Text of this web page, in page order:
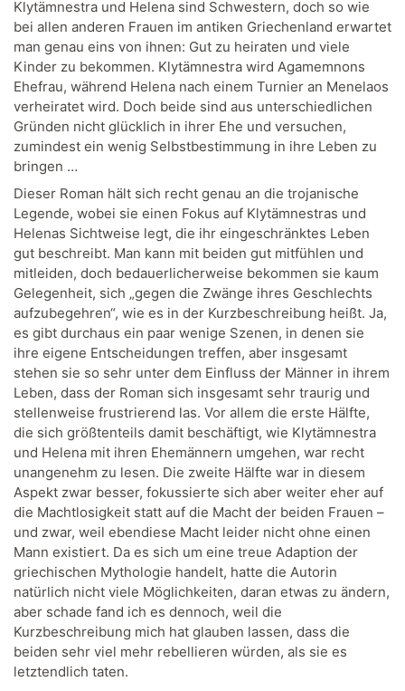
Klytämnestra und Helena sind Schwestern, doch so wie
bei allen anderen Frauen im antiken Griechenland erwartet
man genau eins von ihnen: Gut zu heiraten und viele
Kinder zu bekommen. Klytämnestra wird Agamemnons
Ehefrau, während Helena nach einem Turnier an Menelaos
verheiratet wird. Doch beide sind aus unterschiedlichen
Gründen nicht glücklich in ihrer Ehe und versuchen,
zumindest ein wenig Selbstbestimmung in ihre Leben zu
bringen …
Dieser Roman hält sich recht genau an die trojanische
Legende, wobei sie einen Fokus auf Klytämnestras und
Helenas Sichtweise legt, die ihr eingeschränktes Leben
gut beschreibt. Man kann mit beiden gut mitfühlen und
mitleiden, doch bedauerlicherweise bekommen sie kaum
Gelegenheit, sich „gegen die Zwänge ihres Geschlechts
aufzubegehren“, wie es in der Kurzbeschreibung heißt. Ja,
es gibt durchaus ein paar wenige Szenen, in denen sie
ihre eigene Entscheidungen treffen, aber insgesamt
stehen sie so sehr unter dem Einfluss der Männer in ihrem
Leben, dass der Roman sich insgesamt sehr traurig und
stellenweise frustrierend las. Vor allem die erste Hälfte,
die sich größtenteils damit beschäftigt, wie Klytämnestra
und Helena mit ihren Ehemännern umgehen, war recht
unangenehm zu lesen. Die zweite Hälfte war in diesem
Aspekt zwar besser, fokussierte sich aber weiter eher auf
die Machtlosigkeit statt auf die Macht der beiden Frauen –
und zwar, weil ebendiese Macht leider nicht ohne einen
Mann existiert. Da es sich um eine treue Adaption der
griechischen Mythologie handelt, hatte die Autorin
natürlich nicht viele Möglichkeiten, daran etwas zu ändern,
aber schade fand ich es dennoch, weil die
Kurzbeschreibung mich hat glauben lassen, dass die
beiden sehr viel mehr rebellieren würden, als sie es
letztendlich taten.